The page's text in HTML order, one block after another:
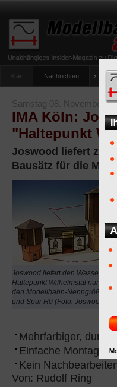
Start Nachrichten Tipps
umfrage-viessmann-multiprotokoll-
Samstag 08. November
IMA Köln:
"Haltepunkt
Joswood liefert zur
Bausätz für die
Joswood liefert den Wasserturm
Haltepunkt Wilhelmstal nun
den Modellbahn-Nenngrößen
und Spur H0 (Foto: Joswood
Mehrfarbiger,
Einfache Montage
Kein
Von: Rudolf Ring